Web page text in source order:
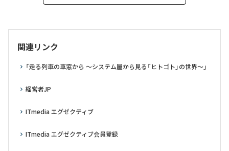
関連リンク
「走る列車の車窓から ～システム屋から見る「ヒトゴト」の世界～」
経営者JP
ITmedia エグゼクティブ
ITmedia エグゼクティブ会員登録